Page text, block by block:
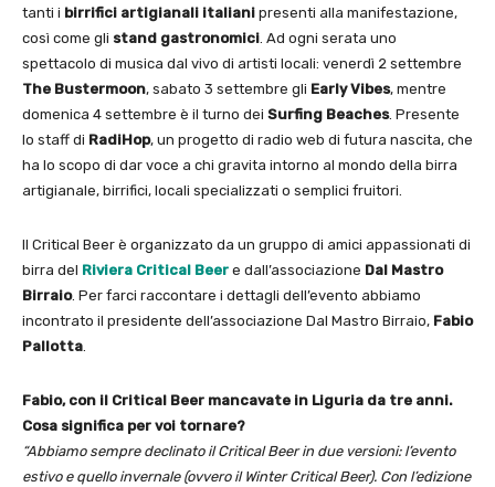
tanti i birrifici artigianali italiani presenti alla manifestazione,
così come gli stand gastronomici . Ad ogni serata uno
spettacolo di musica dal vivo di artisti locali: venerdì 2 settembre
The Bustermoon, sabato 3 settembre gli Early Vibes, mentre
domenica 4 settembre è il turno dei Surfing Beaches. Presente
lo staff di RadiHop, un progetto di radio web di futura nascita, che
ha lo scopo di dar voce a chi gravita intorno al mondo della birra
artigianale, birrifici, locali specializzati o semplici fruitori.
Il Critical Beer è organizzato da un gruppo di amici appassionati di
birra del Riviera Critical Beer e dall’associazione Dal Mastro
Birraio. Per farci raccontare i dettagli dell’evento abbiamo
incontrato il presidente dell’associazione Dal Mastro Birraio, Fabio
Pallotta
Fabio, con il Critical Beer mancavate in Liguria da tre anni.
Cosa significa per voi tornare?
“Abbiamo sempre declinato il Critical Beer in due versioni: l’evento
estivo e quello invernale (ovvero il Winter Critical Beer). Con l’edizione